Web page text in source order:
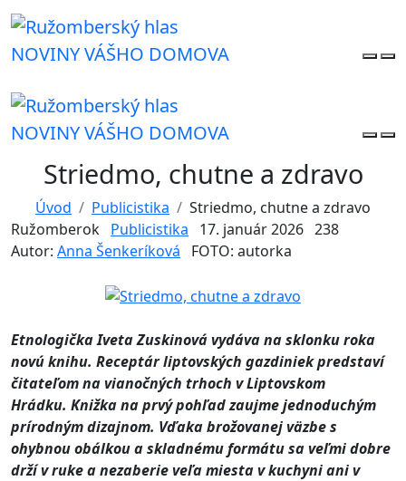
NOVINY VÁŠHO DOMOVA
NOVINY VÁŠHO DOMOVA
Striedmo, chutne a zdravo
Úvod Publicistika
Striedmo, chutne a zdravo
Ružomberok Publicistika 17. január 2026 238
Autor: Anna Šenkeríková FOTO: autorka
Etnologička Iveta Zuskinová vydáva na sklonku roka
novú knihu. Receptár liptovských gazdiniek predstaví
čitateľom na vianočných trhoch v Liptovskom
Hrádku. Knižka na prvý pohľad zaujme jednoduchým
prírodným dizajnom. Vďaka brožovanej väzbe s
ohybnou obálkou a skladnému formátu sa veľmi dobre
drží v ruke a nezaberie veľa miesta v kuchyni ani v